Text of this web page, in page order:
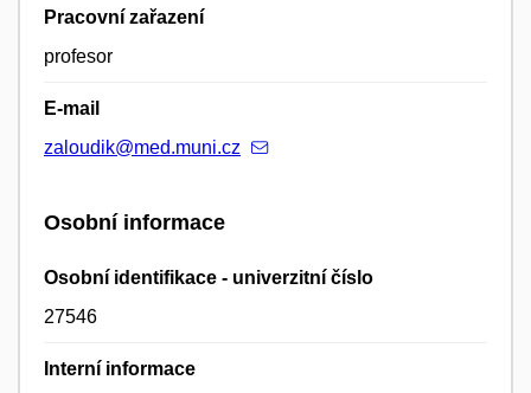
Pracovní zařazení
profesor
E-mail
zaloudik@med.muni.cz
Osobní informace
Osobní identifikace - univerzitní číslo
27546
Interní informace